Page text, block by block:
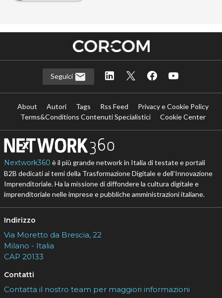
Seguici
About Autori Tags Rss Feed
Privacy e Cookie Policy
Terms&Conditions Contenuti Specialistici
Cookie Center
Nextwork360 è il più grande network in Italia di testate e portali
B2B dedicati ai temi della Trasformazione Digitale e dell’Innovazione
Imprenditoriale. Ha la missione di diffondere la cultura digitale e
imprenditoriale nelle imprese e pubbliche amministrazioni italiane.
Indirizzo
Via Moretto da Brescia, 22
Milano - Italia
CAP 20133
Contatti
Contatta il nostro team per maggiori informazioni